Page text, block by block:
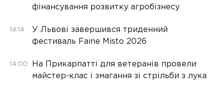
фінансування розвитку агробізнесу
14:14
У Львові завершився триденний
фестиваль Faine Misto 2026
14:00
На Прикарпатті для ветеранів провели
майстер-клас і змагання зі стрільби з лука